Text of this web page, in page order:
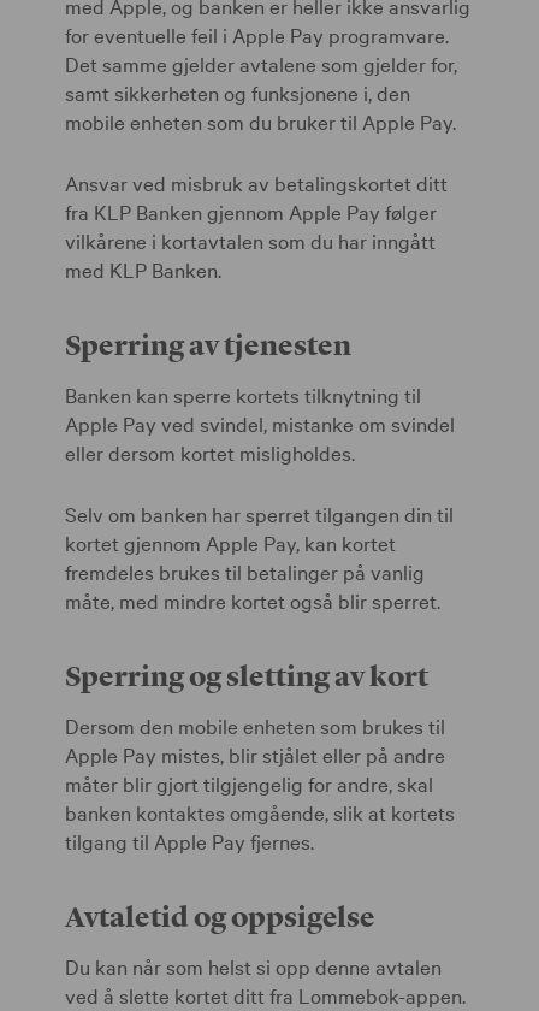
med Apple, og banken er heller ikke ansvarlig
for eventuelle feil i Apple Pay programvare.
Det samme gjelder avtalene som gjelder for,
samt sikkerheten og funksjonene i, den
mobile enheten som du bruker til Apple Pay.
Ansvar ved misbruk av betalingskortet ditt
fra KLP Banken gjennom Apple Pay følger
vilkårene i kortavtalen som du har inngått
med KLP Banken.
Sperring av tjenesten
Banken kan sperre kortets tilknytning til
Apple Pay ved svindel, mistanke om svindel
eller dersom kortet misligholdes.
Selv om banken har sperret tilgangen din til
kortet gjennom Apple Pay, kan kortet
fremdeles brukes til betalinger på vanlig
måte, med mindre kortet også blir sperret.
Sperring og sletting av kort
Dersom den mobile enheten som brukes til
Apple Pay mistes, blir stjålet eller på andre
måter blir gjort tilgjengelig for andre, skal
banken kontaktes omgående, slik at kortets
tilgang til Apple Pay fjernes.
Avtaletid og oppsigelse
Du kan når som helst si opp denne avtalen
ved å slette kortet ditt fra Lommebok-appen.